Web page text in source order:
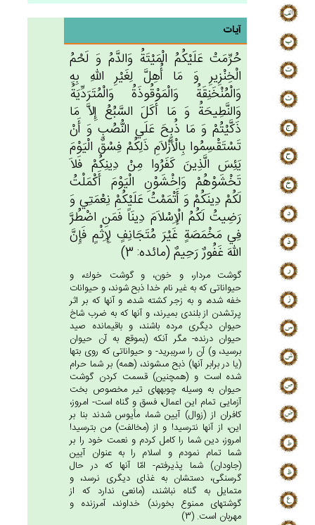
آیات
حُرِّمَت‌ْ عَلَيْكُم‌ُ الْمَيْتَة‌ُ وَالدَّم‌ُ وَ لَحْم‌ُ
الْخِنْزِيرِ وَ مَا أُهِل‌َّ لِغَيْرِ الله‌ِ بِه‌ِ
وَالْمُنْخَنِقَة‌ُ وَالْمَوْقُوذَة‌ُ وَالْمُتَرَدِّيَة‌ُ
وَالنَّطِيحَة‌ُ وَ مَا أَكَل‌َ السَّبُع‌ُ إِلاَّ مَا
ذَكَّيْتُم‌ْ وَ مَا ذُبِح‌َ عَلَي‌ النُّصُب‌ِ وَ أَنْ‌
تَسْتَقْسِمُوا بِالْأَزْلاَم‌ِ ذَلِكُم‌ْ فِسْق‌ٌ الْيَوْم‌َ
يَئِس‌َ الَّذِين‌َ كَفَرُوا مِنْ‌ دِينِكُم‌ْ فَلاَ
تَخْشَوْهُم‌ْ وَاخْشَوْن‌ِ الْيَوْم‌َ أَكْمَلْت‌ُ
لَكُم‌ْ دِينَكُم‌ْ وَ أَتْمَمْت‌ُ عَلَيْكُم‌ْ نِعْمَتِي‌ وَ
رَضِيت‌ُ لَكُم‌ُ الْإِسْلاَم‌َ دِينَاً فَمَن‌ِ اضْطُرَّ
فِي‌ مَخْمَصَة‌ٍ غَيْرَ مُتَجَانِف‌ٍ لِإِثْم‌ٍ فَإِن‌َّ
الله‌َ غَفُورٌ رَحِيم‌ٌ (مائده: 3)
گوشت مردار، و خون، و گوشت خوك، و
حيواناتى كه به غير نام خدا ذبح شوند، و حيوانات
خفه شده، و به زجر كشته شده، و آنها كه بر اثر
پرت‏شدن از بلندى بميرند، و آنها كه به ضرب شاخ
حيوان ديگرى مرده باشند، و باقيمانده صيد
حيوان درنده- مگر آنكه (بموقع به آن حيوان
برسيد، و) آن را سرببريد- و حيواناتى كه روى بتها
(يا در برابر آنها) ذبح مى‏شوند، (همه) بر شما حرام
شده است و (همچنين) قسمت كردن گوشت
حيوان به وسيله چوبه‏هاى تير مخصوص بخت
آزمايى تمام اين اعمال، فسق و گناه است- امروز،
كافران از (زوال) آيين شما، مأيوس شدند بنا بر
اين، از آنها نترسيد! و از (مخالفت) من بترسيد!
امروز، دين شما را كامل كردم و نعمت خود را بر
شما تمام نمودم و اسلام را به عنوان آيين
(جاودان) شما پذيرفتم- امّا آنها كه در حال
گرسنگى، دستشان به غذاى ديگرى نرسد، و
متمايل به گناه نباشند، (مانعى ندارد كه از
گوشتهاى ممنوع بخورند) خداوند، آمرزنده و
مهربان است. (3)